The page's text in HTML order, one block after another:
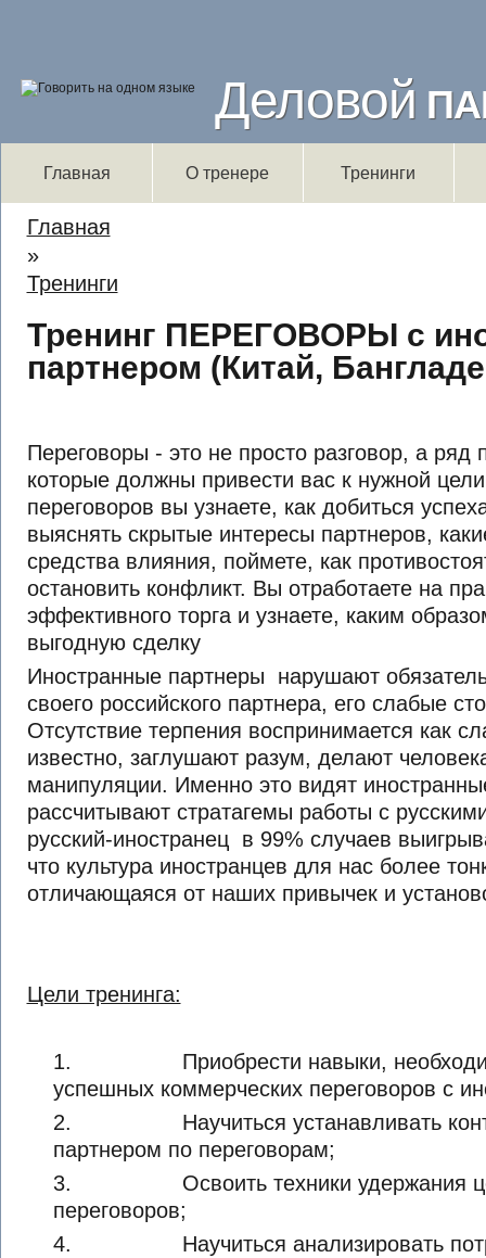
Деловой
Главная О тренере Тренинги
Вы здесь
Главная
»
Тренинги
Тренинг ПЕРЕГОВОРЫ с
партнером (Китай,
Переговоры - это не просто разговор, а ряд
которые должны привести вас к нужной
переговоров вы узнаете, как добиться
выяснять скрытые интересы партнеров,
средства влияния, поймете, как
остановить конфликт. Вы отработаете на
эффективного торга и узнаете, каким
выгодную сделку
Иностранные партнеры нарушают
своего российского партнера, его слабые
Отсутствие терпения воспринимается как
известно, заглушают разум, делают
манипуляции. Именно это видят
рассчитывают стратагемы работы с
русский-иностранец в 99% случаев
что культура иностранцев для нас более
отличающаяся от наших привычек и
Цели тренинга:
1. Приобрести навыки,
успешных коммерческих переговоров с
2. Научиться устанавливать
партнером по переговорам;
3. Освоить техники удержания
переговоров;
4. Научиться анализировать